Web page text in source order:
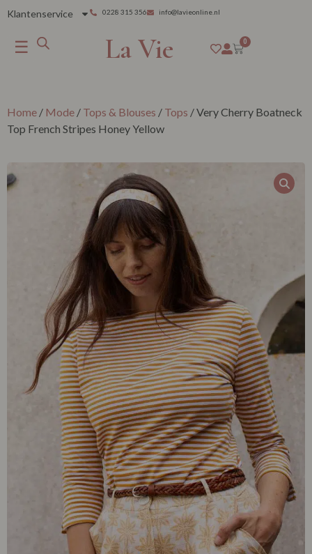
Klantenservice 0228 315 356 info@lavieonline.nl
☰ La Vie 0
Home / Mode / Tops & Blouses / Tops / Very Cherry Boatneck
Top French Stripes Honey Yellow